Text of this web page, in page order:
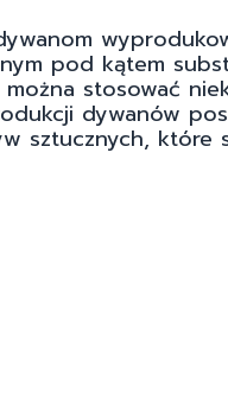
pod kątem
stosować
dywanów
sztucznych, które